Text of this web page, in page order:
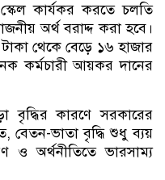
কার্যকর করতে চলতি
অর্থ বরাদ্দ করা হবে।
থেকে বেড়ে ১৬ হাজার
কর্মচারী আয়কর দানের
বৃদ্ধির কারণে সরকারের
বেতন-ভাতা বৃদ্ধি শুধু ব্যয়
ও অর্থনীতিতে ভারসাম্য